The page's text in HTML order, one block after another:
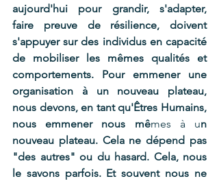
aujourd'hui pour grandir, s'adapter,
faire preuve de résilience, doivent
s'appuyer sur des individus en capacité
de mobiliser les mêmes qualités et
comportements. Pour emmener une
organisation à un nouveau plateau,
nous devons, en tant qu'Êtres Humains,
nous emmener nous mêmes à un
nouveau plateau. Cela ne dépend pas
"des autres" ou du hasard. Cela, nous
le savons parfois. Et souvent nous ne